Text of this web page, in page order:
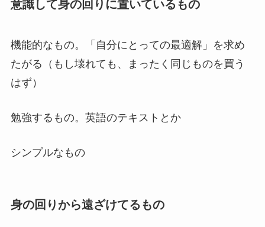
意識して身の回りに置いているもの
機能的なもの。「自分にとっての最適解」を求め
たがる（もし壊れても、まったく同じものを買う
はず）
勉強するもの。英語のテキストとか
シンプルなもの
身の回りから遠ざけてるもの